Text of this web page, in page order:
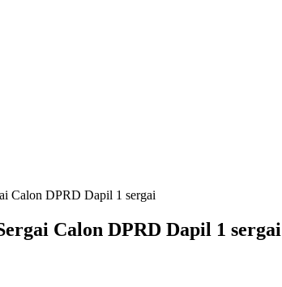
Calon DPRD Dapil 1 sergai
Calon DPRD Dapil 1 sergai